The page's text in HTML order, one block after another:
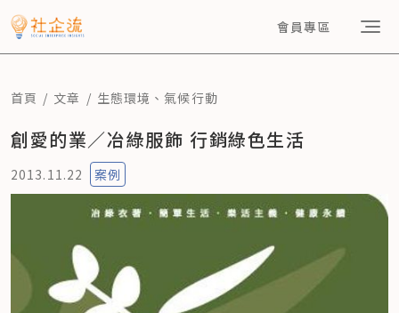
會員專區
首頁 文章 生態環境 、 氣候行動
創愛的業／冶綠服飾 行銷綠色生活
2013.11.22 案例